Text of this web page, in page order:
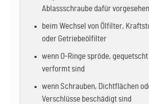
Ablassschraube dafür
beim Wechsel von Ölfilter,
oder Getriebeölfilter
wenn O-Ringe spröde,
verformt sind
wenn Schrauben, Dichtflächen
Verschlüsse beschädigt sind